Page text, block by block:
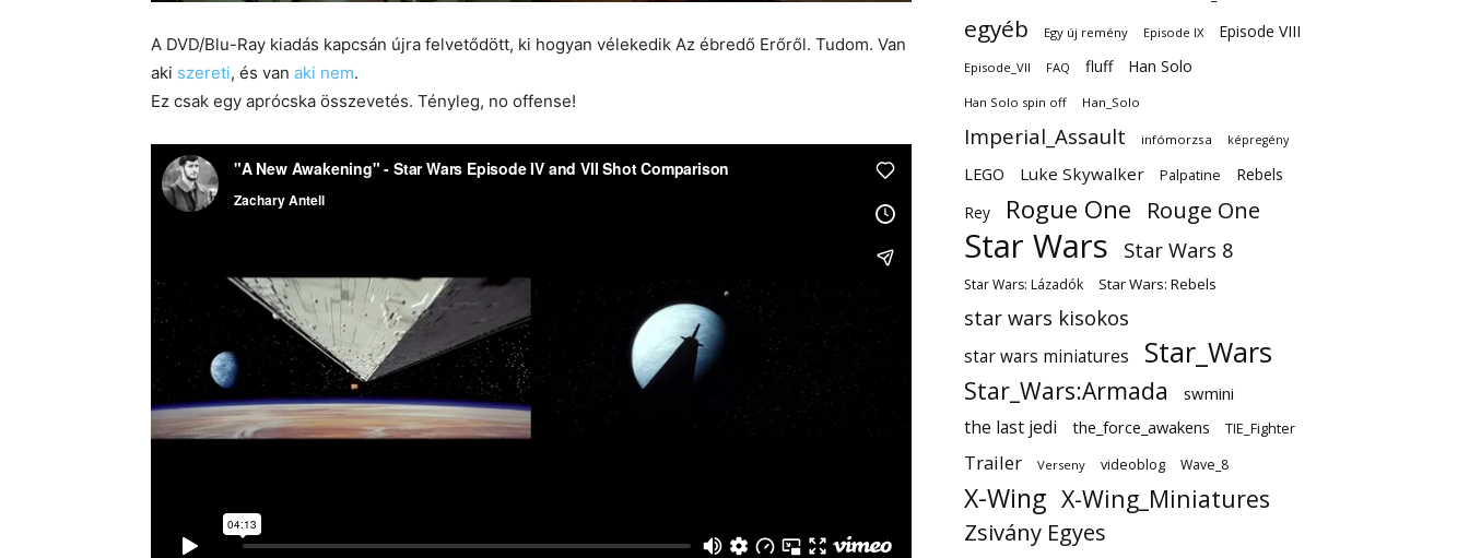
A DVD/Blu-Ray kiadás kapcsán újra felvetődött, ki hogyan vélekedik Az ébredő Erőről. Tudom. Van
aki szereti, és van aki nem.
Ez csak egy aprócska összevetés. Tényleg, no offense!
egyéb Egy új remény Episode IX Episode VIII
Episode_VII FAQ fluff Han Solo
Han Solo spin off Han_Solo
Imperial_Assault infómorzsa képregény
LEGO Luke Skywalker Palpatine
Rebels
Rey
Rogue One Rouge One
Star Wars Star Wars 8
Star Wars: Lázadók Star Wars: Rebels
star wars kisokos
star wars miniatures Star_Wars
Star_Wars:Armada swmini
the last jedi the_force_awakens TIE_Fighter
Trailer Verseny videoblog Wave_8
X-Wing X-Wing_Miniatures
Zsivány Egyes